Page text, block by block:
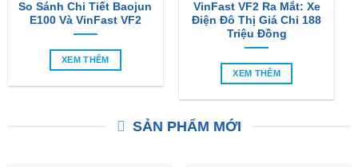
So Sánh Chi Tiết Baojun
E100 Và VinFast VF2
XEM THÊM
VinFast VF2 Ra Mắt: Xe
Điện Đô Thị Giá Chỉ 188
Triệu Đồng
XEM THÊM
SẢN PHẨM MỚI